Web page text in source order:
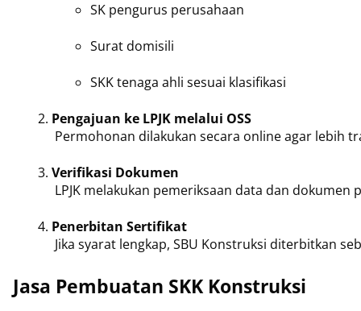
SK pengurus perusahaan
Surat domisili
SKK tenaga ahli sesuai klasifikasi
Pengajuan ke LPJK melalui OSS
Permohonan dilakukan secara online agar lebih
Verifikasi Dokumen
LPJK melakukan pemeriksaan data dan dokumen
Penerbitan Sertifikat
Jika syarat lengkap, SBU Konstruksi diterbitkan
Jasa Pembuatan SKK Konstruksi